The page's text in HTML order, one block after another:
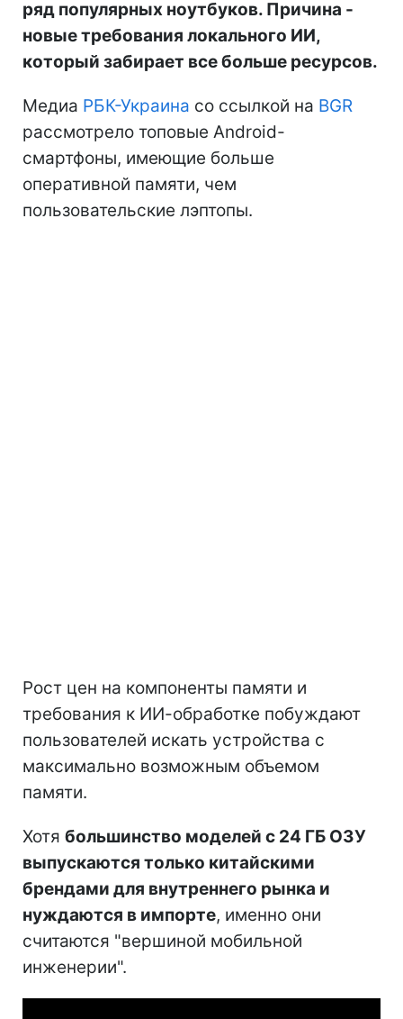
ряд популярных ноутбуков. Причина -
новые требования локального ИИ,
который забирает все больше ресурсов.
Медиа РБК-Украина со ссылкой на BGR
рассмотрело топовые Android-
смартфоны, имеющие больше
оперативной памяти, чем
пользовательские лэптопы.
Рост цен на компоненты памяти и
требования к ИИ-обработке побуждают
пользователей искать устройства с
максимально возможным объемом
памяти.
Хотя большинство моделей с 24 ГБ ОЗУ
выпускаются только китайскими
брендами для внутреннего рынка и
нуждаются в импорте, именно они
считаются "вершиной мобильной
инженерии".